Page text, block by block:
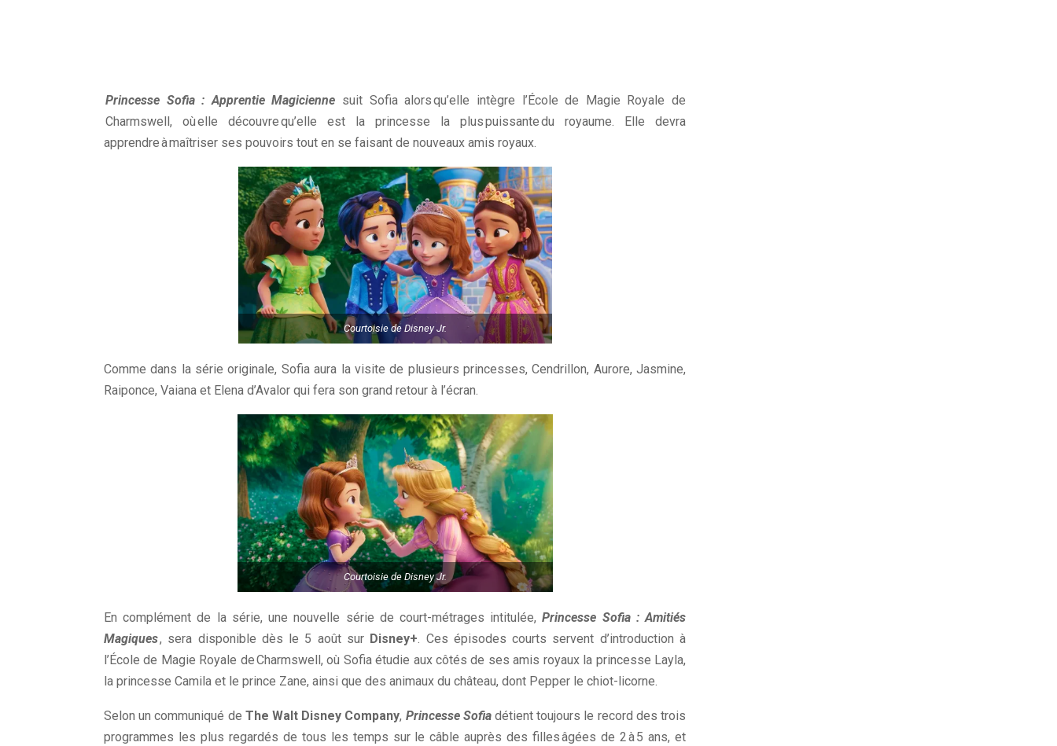
Princesse Sofia : Apprentie Magicienne suit Sofia alors qu’elle intègre l’École de Magie Royale de
Charmswell, où elle découvre qu’elle est la princesse la plus puissante du royaume. Elle devra
apprendre à maîtriser ses pouvoirs tout en se faisant de nouveaux amis royaux.
Courtoisie de Disney Jr.
Comme dans la série originale, Sofia aura la visite de plusieurs princesses, Cendrillon, Aurore, Jasmine,
Raiponce, Vaiana et Elena d’Avalor qui fera son grand retour à l’écran.
Courtoisie de Disney Jr.
En complément de la série, une nouvelle série de court-métrages intitulée,Princesse Sofia : Amitiés
Magiques, sera disponible dès le 5 août sur Disney+. Ces épisodes courts servent d’introduction à
l’École de Magie Royale de Charmswell, où Sofia étudie aux côtés de ses amis royaux la princesse Layla,
la princesse Camila et le prince Zane, ainsi que des animaux du château, dont Pepper le chiot-licorne.
Selon un communiqué de The Walt Disney Company, Princesse Sofiadétient toujours le record des trois
programmes les plus regardés de tous les temps sur le câble auprès des filles âgées de 2 à 5 ans, et